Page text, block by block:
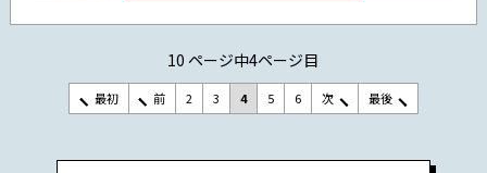
10 ページ中4ページ目
最初 前 2 3 4 5 6 次 最後